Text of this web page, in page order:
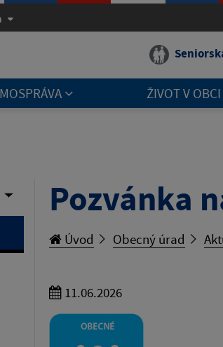
ŽIVOT V OBCI
Pozvánka
Úvod Obecný úrad
11.06.2026